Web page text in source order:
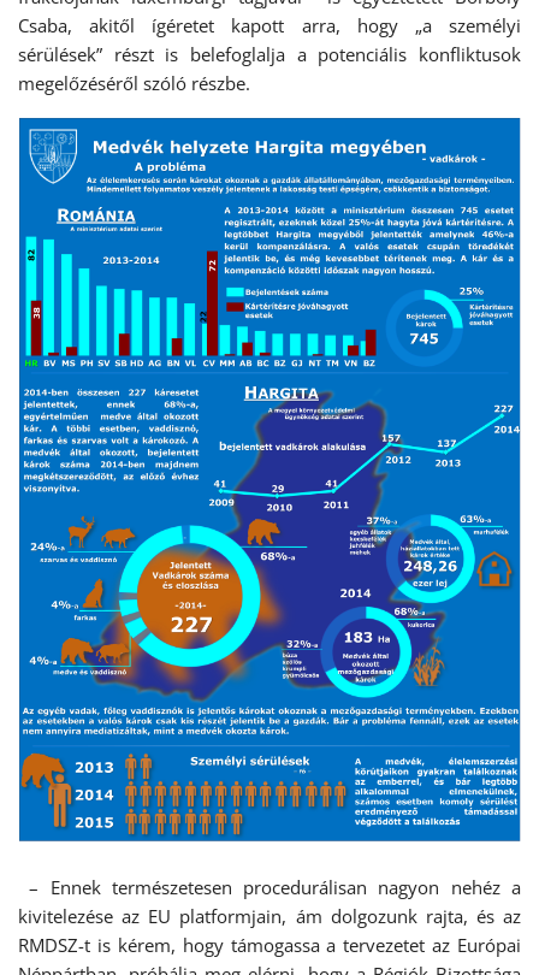
Csaba, akitől ígéretet kapott arra, hogy „a személyi
sérülések” részt is belefoglalja a potenciális konfliktusok
megelőzéséről szóló részbe.
– Ennek természetesen procedurálisan nagyon nehéz a
kivitelezése az EU platformjain, ám dolgozunk rajta, és az
RMDSZ-t is kérem, hogy támogassa a tervezetet az Európai